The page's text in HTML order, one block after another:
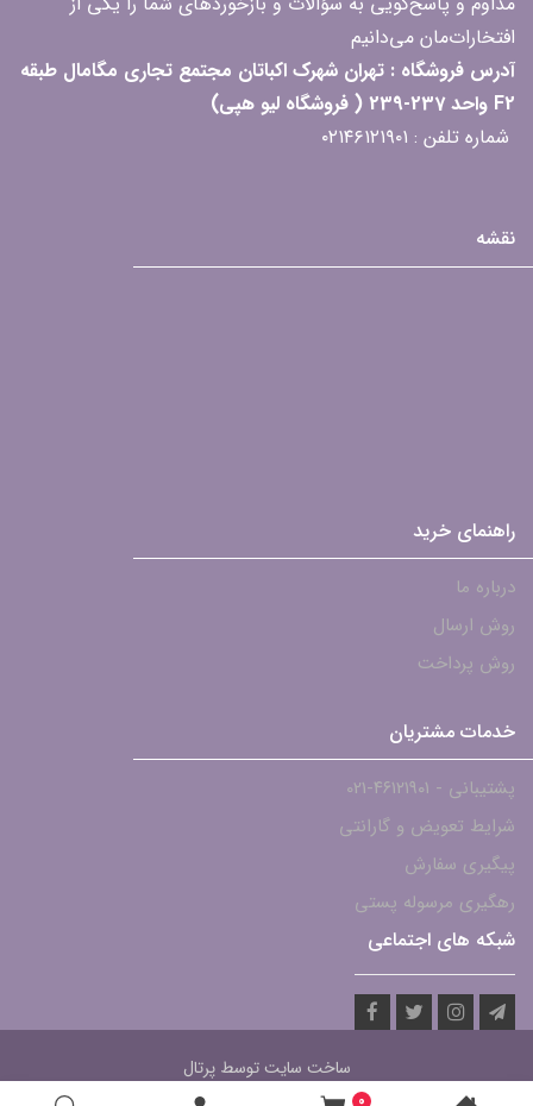
0
افتخارات‌مان می‌دانیم
آدرس فروشگاه : تهران شهرک اکباتان مجتمع تجاری مگامال طبقه
F2 واحد 237-239 ( فروشگاه لیو هپی)
شماره تلفن : ۰۲۱۴۶۱۲۱۹۰۱
نقشه
راهنمای خرید
درباره ما
روش ارسال
روش پرداخت
خدمات مشتریان
پشتیبانی - ۴۶۱۲۱۹۰۱-021
شرایط تعویض و گارانتی
پیگیری سفارش
رهگیری مرسوله پستی
شبکه های اجتماعی
ساخت سایت توسطپرتال